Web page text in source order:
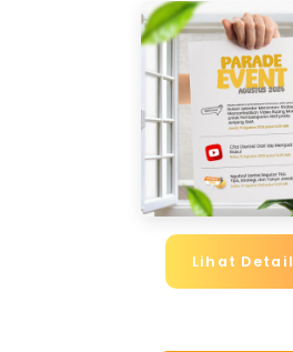
Lihat Detail